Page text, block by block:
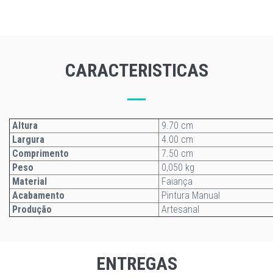
CARACTERISTICAS
Altura
9.70 cm
Largura
4.00 cm
Comprimento
7.50 cm
Peso
0,050 kg
Material
Faiança
Acabamento
Pintura Manual
Produção
Artesanal
ENTREGAS